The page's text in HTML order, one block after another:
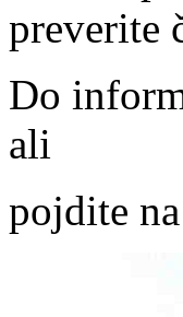
preverite
Do
ali
pojdite na